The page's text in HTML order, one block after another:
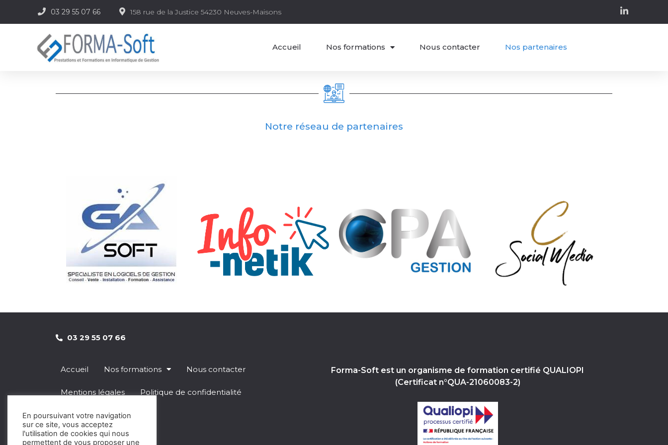
03 29 55 07 66 158 rue de la Justice 54230 Neuves-Maisons
Accueil Nos formations Nous contacter Nos partenaires
Notre réseau de partenaires
03 29 55 07 66
Accueil Nos formations Nous contacter
Mentions légales Politique de confidentialité
Nos partenaires
Règlement intérieur
Forma-Soft est un organisme de formation certifié QUALIOPI
(Certificat n°QUA-21060083-2)
En poursuivant votre navigation
sur ce site, vous acceptez
l'utilisation de cookies qui nous
permettent de vous proposer une